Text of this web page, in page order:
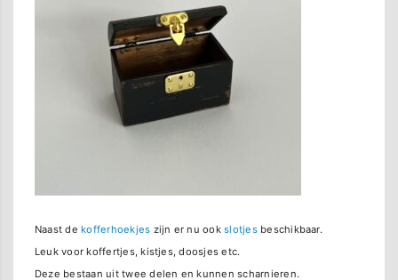
Naast dekofferhoekjes zijn er nu ookslotjesbeschikbaar.
Leuk voor koffertjes, kistjes, doosjes etc.
Deze bestaan uit twee delen en kunnen scharnieren.